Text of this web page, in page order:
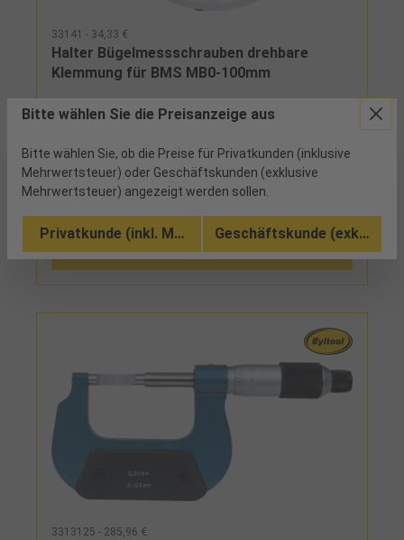
33141 - 34,33 €
Halter Bügelmessschrauben drehbare
Klemmung für BMS MB0-100mm
5 verfügbar
drehbare Klemmung
Vergleichen
In den Warenkorb
3313125 - 285,96 €
Bitte wählen Sie die Preisanzeige aus
Bitte wählen Sie, ob die Preise für Privatkunden (inklusive
Mehrwertsteuer) oder Geschäftskunden (exklusive
Mehrwertsteuer) angezeigt werden sollen.
Privatkunde (inkl. MwSt.) Geschäftskunde (exkl.